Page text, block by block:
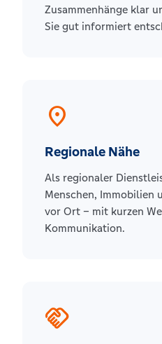
Zusammenhänge klar
Sie gut informiert
location_on
Regionale Nähe
Als regionaler
Menschen, Immobilien
vor Ort – mit kurzen
Kommunikation.
handshake